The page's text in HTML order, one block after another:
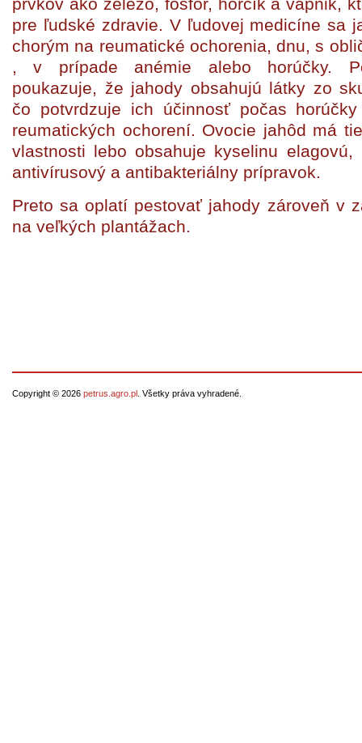
pre ľudské zdravie. V ľudovej medicíne sa
chorým na reumatické ochorenia, dnu, s
, v prípade anémie alebo horúčky.
poukazuje, že jahody obsahujú látky zo
čo potvrdzuje ich účinnosť počas
reumatických ochorení. Ovocie jahôd má
vlastnosti lebo obsahuje kyselinu
antivírusový a antibakteriálny prípravok.
Preto sa oplatí pestovať jahody zároveň v
na veľkých plantážach.
Copyright © 2026 petrus.agro.pl . Všetky práva vyhradené.